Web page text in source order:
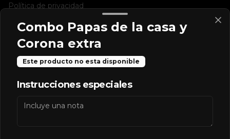
Política de privacidad
Redes sociales
Instagram
Facebook
Mi cuenta
Combo Papas de la casa y
Corona extra
Este producto no esta disponible
Instrucciones especiales